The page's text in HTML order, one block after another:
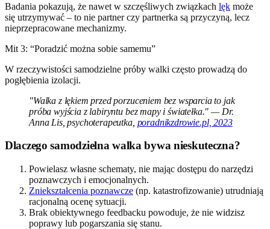
Badania pokazują, że nawet w szczęśliwych związkach lęk może
się utrzymywać – to nie partner czy partnerka są przyczyną, lecz
nieprzepracowane mechanizmy.
Mit 3: “Poradzić można sobie samemu”
W rzeczywistości samodzielne próby walki często prowadzą do
pogłębienia izolacji.
"Walka z lękiem przed porzuceniem bez wsparcia to jak
próba wyjścia z labiryntu bez mapy i światełka." — Dr.
Anna Lis, psychoterapeutka, poradnikzdrowie.pl, 2023
Dlaczego samodzielna walka bywa nieskuteczna?
Powielasz własne schematy, nie mając dostępu do narzędzi
poznawczych i emocjonalnych.
Zniekształcenia poznawcze (np. katastrofizowanie) utrudniają
racjonalną ocenę sytuacji.
Brak obiektywnego feedbacku powoduje, że nie widzisz
poprawy lub pogarszania się stanu.